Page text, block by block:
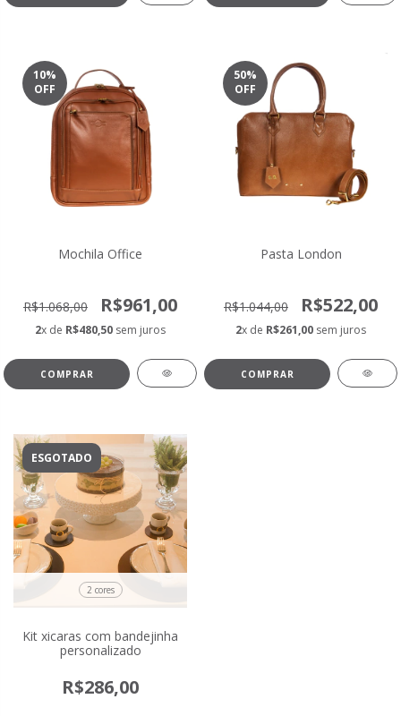
10%
OFF
Mochila Office
R$1.068,00 R$961,00
2x de R$480,50 sem juros
COMPRAR
50%
OFF
Pasta London
R$1.044,00 R$522,00
2x de R$261,00 sem juros
COMPRAR
ESGOTADO
2 cores
Kit xicaras com bandejinha
personalizado
R$286,00